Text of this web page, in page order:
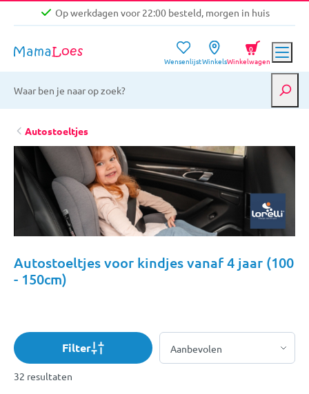
Op werkdagen voor 22:00 besteld, morgen in huis
Niet goed, geld terug garantie
Gratis verzending vanaf €39,-
Op werkdagen voor 22:00 besteld, morgen in huis
WensenlijstWinkelsWinkelwagen
0
Autostoeltjes
Autostoeltjes voor kindjes vanaf 4 jaar (100
- 150cm)
Filter
32 resultaten